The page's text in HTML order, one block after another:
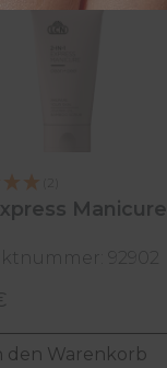
Manicure
92902
Preis:
den Warenkorb